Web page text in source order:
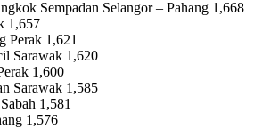
Sempadan Selangor – Pahang 1,668
1,657
Perak 1,621
Sarawak 1,620
1,600
Sarawak 1,585
1,581
1,576